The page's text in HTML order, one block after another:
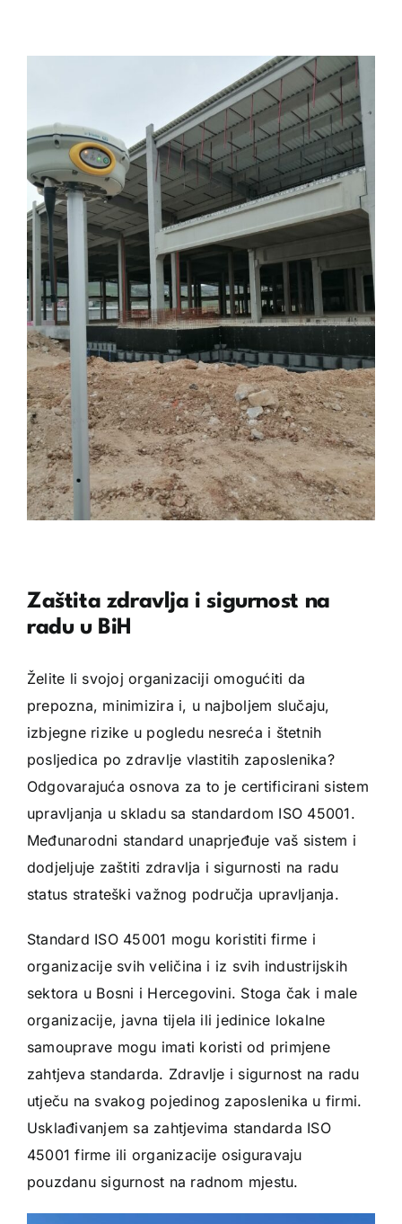
Zaštita zdravlja i sigurnost na
radu u BiH
Želite li svojoj organizaciji omogućiti da
prepozna, minimizira i, u najboljem slučaju,
izbjegne rizike u pogledu nesreća i štetnih
posljedica po zdravlje vlastitih zaposlenika?
Odgovarajuća osnova za to je certificirani sistem
upravljanja u skladu sa standardom ISO 45001.
Međunarodni standard unaprjeđuje vaš sistem i
dodjeljuje zaštiti zdravlja i sigurnosti na radu
status strateški važnog područja upravljanja.
Standard ISO 45001 mogu koristiti firme i
organizacije svih veličina i iz svih industrijskih
sektora u Bosni i Hercegovini. Stoga čak i male
organizacije, javna tijela ili jedinice lokalne
samouprave mogu imati koristi od primjene
zahtjeva standarda. Zdravlje i sigurnost na radu
utječu na svakog pojedinog zaposlenika u firmi.
Usklađivanjem sa zahtjevima standarda ISO
45001 firme ili organizacije osiguravaju
pouzdanu sigurnost na radnom mjestu.